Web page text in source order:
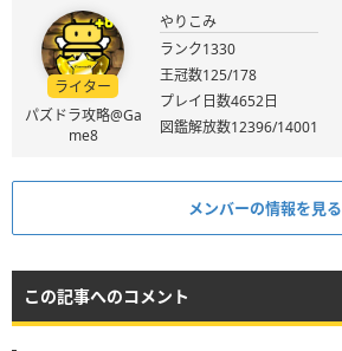
ライター
パズドラ攻略@Ga
me8
やりこみ
ランク1330
王冠数125/178
プレイ日数4652日
図鑑解放数12396/14001
メンバーの情報を見る
この記事へのコメント